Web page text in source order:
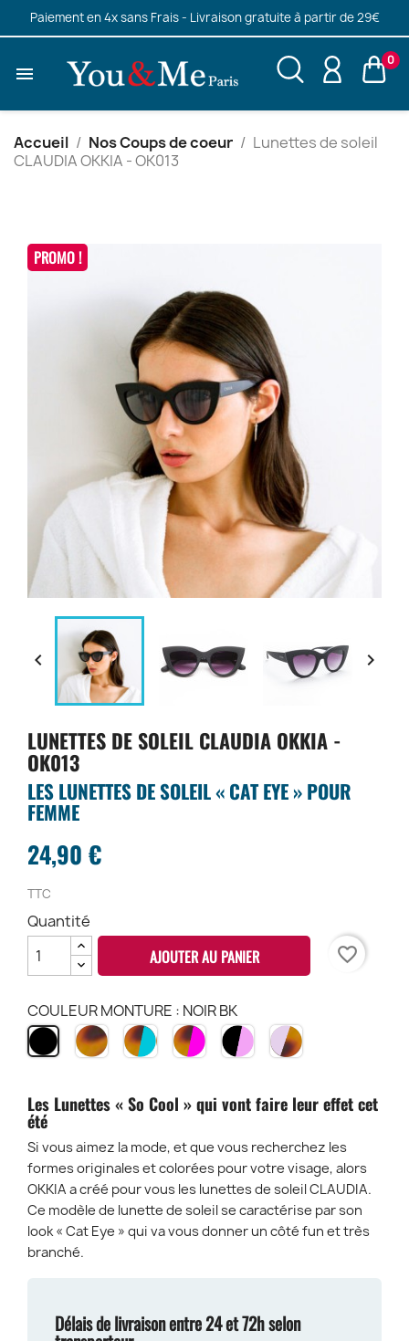
Paiement en 4x sans Frais - Livraison gratuite à partir de 29€

0
Accueil Nos Coups de coeur
Lunettes de soleil
CLAUDIA OKKIA - OK013
PROMO !
 
LUNETTES DE SOLEIL CLAUDIA OKKIA -
OK013
LES LUNETTES DE SOLEIL « CAT EYE » POUR
FEMME
24,90 €
TTC
Quantité
AJOUTER AU PANIER favorite_border
COULEUR MONTURE : NOIR BK
NOIR
BK
HAVANA
CH
HAVANA
&
HAVANA
PINK
BLACK
&
PINK
HAVANA
Les Lunettes « So Cool » qui vont faire leur effet cet
été
Si vous aimez la mode, et que vous recherchez les
formes originales et colorées pour votre visage, alors
OKKIA a créé pour vous les lunettes de soleil CLAUDIA.
Ce modèle de lunette de soleil se caractérise par son
look « Cat Eye » qui va vous donner un côté fun et très
branché.
Délais de livraison entre 24 et 72h selon